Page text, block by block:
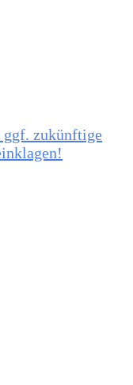
ggf. zukünftige